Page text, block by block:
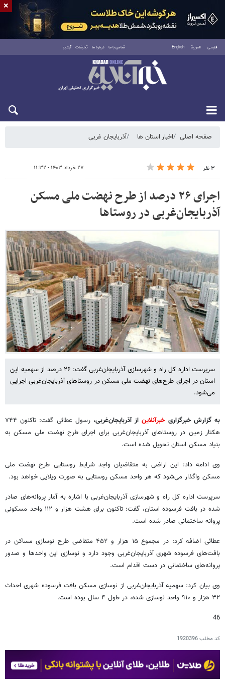
فارسی العربية English تماس با ما درباره ما تبلیغات آرشیو
جمعه ۱۶ مرداد ۱۴۰۵
صفحه اصلی اخبار استان ها آذربایجان غربی
۳ نفر ۲۷ خرداد ۱۴۰۳ - ۱۱:۳۲
اجرای ۲۶ درصد از طرح نهضت ملی مسکن
آذربایجان‌غربی در روستاها
سرپرست اداره کل راه و شهرسازی آذربایجان‌غربی گفت: ۲۶ درصد از سهمیه این
استان در اجرای طرح‌های نهضت ملی مسکن در روستاهای آذربایجان‌غربی اجرایی
می‌شود.
به گزارش خبرگزاریخبرآنلایناز آذربایجان‌غربی
، رسول عطائی گفت: تاکنون ۷۴۴
هکتار زمین در روستاهای آذربایجان‌غربی برای اجرای طرح نهضت ملی مسکن به
بنیاد مسکن استان تحویل شده است.
وی ادامه داد: این اراضی به متقاضیان واجد شرایط روستایی طرح نهضت ملی
مسکن واگذار می‌شود که هر واحد مسکن روستایی به صورت ویلایی خواهد بود.
سرپرست اداره کل راه و شهرسازی آذربایجان‌غربی با اشاره به آمار پروانه‌های صادر
شده در بافت فرسوده استان، گفت: تاکنون برای هشت هزار و ۱۱۲ واحد مسکونی
پروانه ساختمانی صادر شده است.
عطائی اضافه کرد: در مجموع ۱۵ هزار و ۴۵۲ متقاضی طرح نوسازی مساکن در
بافت‌های فرسوده شهری آذربایجان‌غربی وجود دارد و نوسازی این واحدها و صدور
پروانه‌های ساختمانی در دست اقدام است.
وی بیان کرد: سهمیه آذربایجان‌غربی از نوسازی مسکن بافت فرسوده شهری احداث
۳۲ هزار و ۹۱۰ واحد نوسازی شده، در طول ۴ سال بوده است.
46
کد مطلب1920396
×